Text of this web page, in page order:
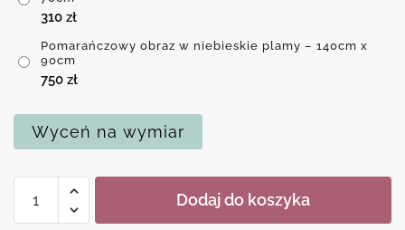
310 zł
Pomarańczowy obraz w niebieskie plamy – 140cm x
90cm
750 zł
Wyceń na wymiar
Pomarańczowy
Dodaj do koszyka